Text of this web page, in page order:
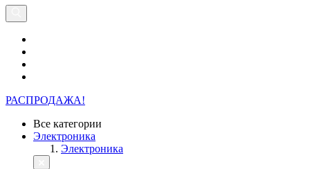
РАСПРОДАЖА!
Все категории
Электроника
Электроника